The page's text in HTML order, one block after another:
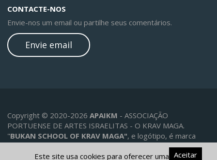
CONTACTE-NOS
Envie-nos um email ou partilhe seus comentários.
Envie email
Copyright © 2020-2026 APAIKM - ASSOCIAÇÃO
PORTUENSE DE ARTES ISRAELITAS - O KRAV MAGA.
"BUKAN SCHOOL OF KRAV MAGA", e logótipo, é marca
registada mista Nacional no. 540709 e Europeia no.
18048956 de propriedade de Yaron Alexander Lichtenstein
Aceitar
Este site usa cookies para oferecer uma